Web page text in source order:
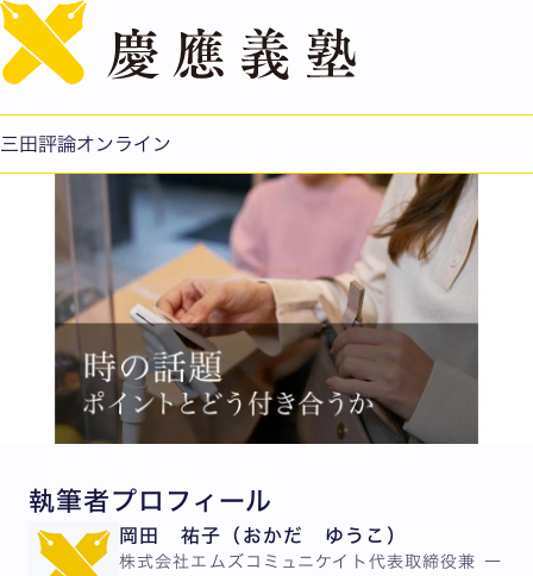
三田評論オンライン
岡田 祐子：「ポイント」がつなぐ、新しい企業と顧客の
執筆者プロフィール
岡田 祐子（おかだ ゆうこ）
株式会社エムズコミュニケイト代表取締役兼 一